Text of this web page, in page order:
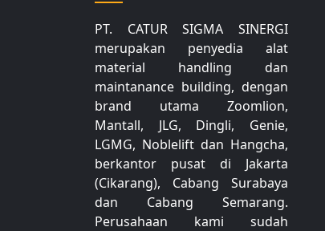
PT. CATUR SIGMA SINERGI
merupakan penyedia alat
material handling dan
maintanance building, dengan
brand utama Zoomlion,
Mantall, JLG, Dingli, Genie,
LGMG, Noblelift dan Hangcha,
berkantor pusat di Jakarta
(Cikarang), Cabang Surabaya
dan Cabang Semarang.
Perusahaan kami sudah